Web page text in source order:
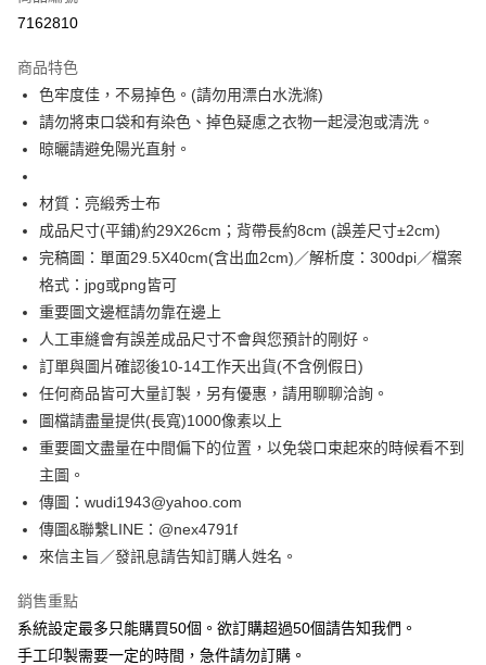
超商取貨付款
Apple Pay
街口支付
全盈+PAY
AFTEE先享後付
相關說明
【關於「AFTEE先享後付」】
AFTEE先享後付是「在收到商品之後才付款」的支付方式。 讓您購物簡單
便利好安心！
１．簡單：不需註冊會員、不需綁卡、不需儲值。
２．便利：只要手機號碼，簡訊認證，即可結帳。
３．安心：先確認商品／服務後，再付款。
【「AFTEE先享後付」結帳流程】
１．於結帳方式選擇「AFTEE先享後付」後，將跳轉至「AFTEE先享後付」
結帳頁面，進行簡訊認證並確認金額後，即可完成結帳。
２．訂單成立數日內，您將收到繳費通知簡訊。
ATM／網路銀行／等多元方式進行付款，方視為交易完成。
※ 請注意：結帳手續完成當下不需立刻繳費，但若您需要取消訂單，請聯絡
後付繳納相關費用。
是否繳費成功／繳費後需取消欲退款等相關疑問，請聯繫「AFTEE先享後付
客戶支援中心」https://netprotections.freshdesk.com/support/home
ATM付款
運送方式
全家付款取貨
付款後全家取貨
每筆NT$65，滿NT$2,000(含以上)免運費
7-11付款取貨
每筆NT$65，滿NT$2,000(含以上)免運費
7162810
商品特色
色牢度佳，不易掉色。(請勿用漂白水洗滌)
請勿將束口袋和有染色、掉色疑慮之衣物一起浸泡或清洗。
晾曬請避免陽光直射。
材質：亮緞秀士布
成品尺寸(平鋪)約29X26cm；背帶長約8cm (誤差尺寸±2cm)
完稿圖：單面29.5X40cm(含出血2cm)／解析度：300dpi／檔案
格式：jpg或png皆可
重要圖文邊框請勿靠在邊上
人工車縫會有誤差成品尺寸不會與您預計的剛好。
訂單與圖片確認後10-14工作天出貨(不含例假日)
任何商品皆可大量訂製，另有優惠，請用聊聊洽詢。
圖檔請盡量提供(長寬)1000像素以上
重要圖文盡量在中間偏下的位置，以免袋口束起來的時候看不到
主圖。
傳圖：wudi1943@yahoo.com
傳圖&聯繫LINE：@nex4791f
來信主旨／發訊息請告知訂購人姓名。
銷售重點
系統設定最多只能購買50個。欲訂購超過50個請告知我們。
手工印製需要一定的時間，急件請勿訂購。